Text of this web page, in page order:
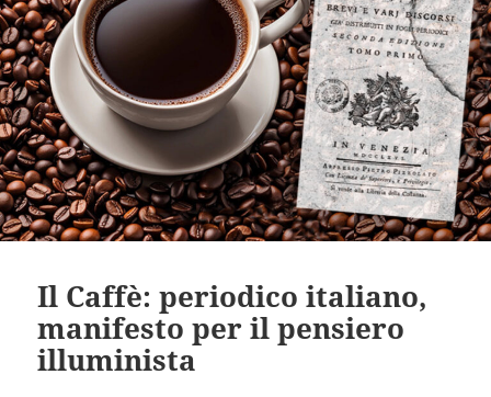
Il Caffè: periodico italiano,
manifesto per il pensiero
illuminista